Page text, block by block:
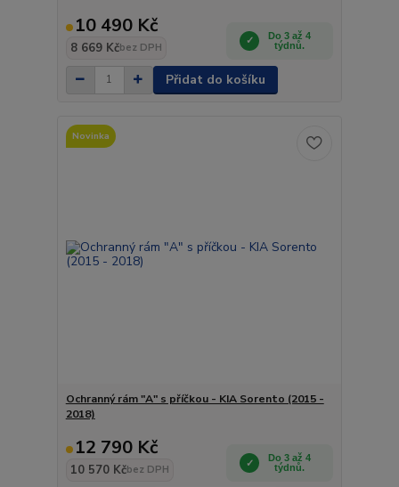
10 490 Kč
8 669 Kčbez DPH
Do 3 až 4
týdnů.
Přidat do košíku
Novinka
Ochranný rám "A" s příčkou - KIA Sorento (2015 -
2018)
12 790 Kč
10 570 Kčbez DPH
Do 3 až 4
týdnů.